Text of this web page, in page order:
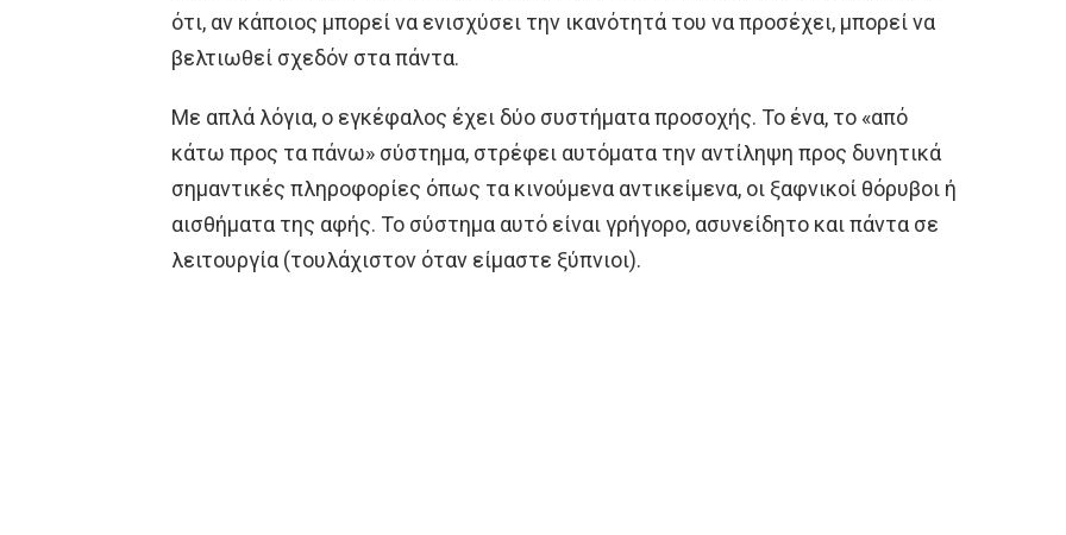
ότι, αν κάποιος μπορεί να ενισχύσει την ικανότητά του να προσέχει, μπορεί να
βελτιωθεί σχεδόν στα πάντα.
Με απλά λόγια, ο εγκέφαλος έχει δύο συστήματα προσοχής. Το ένα, το «από
κάτω προς τα πάνω» σύστημα, στρέφει αυτόματα την αντίληψη προς δυνητικά
σημαντικές πληροφορίες όπως τα κινούμενα αντικείμενα, οι ξαφνικοί θόρυβοι ή
αισθήματα της αφής. Το σύστημα αυτό είναι γρήγορο, ασυνείδητο και πάντα σε
λειτουργία (τουλάχιστον όταν είμαστε ξύπνιοι).